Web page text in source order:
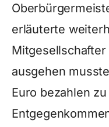
erläuterte
Mitgesellschafter
ausgehen
Euro bezahlen